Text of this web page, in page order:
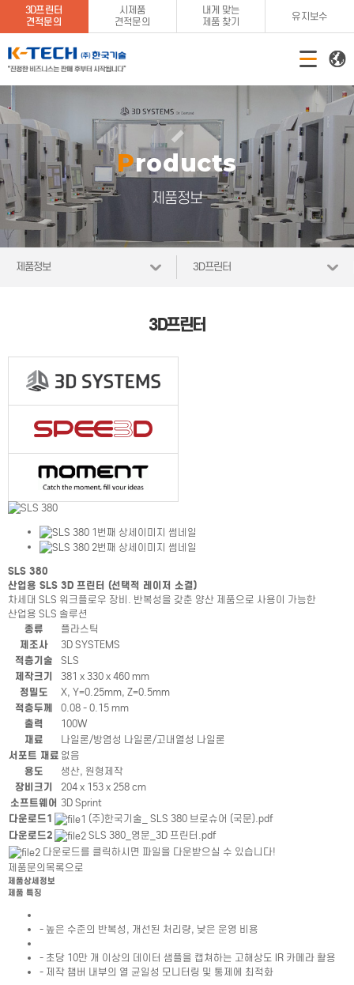
3D프린터
견적문의
시제품
견적문의
내게 맞는
제품 찾기
유지보수
Products
제품정보
제품정보 3D프린터
3D프린터
SLS 380
산업용 SLS 3D 프린터 (선택적 레이저 소결)
차세대 SLS 워크플로우 장비. 반복성을 갖춘 양산 제품으로 사용이 가능한
산업용 SLS 솔루션
제품상세정보테이블
종류 플라스틱
제조사 3D SYSTEMS
적층기술 SLS
제작크기 381 x 330 x 460 mm
정밀도 X, Y=0.25mm, Z=0.5mm
적층두께 0.08 - 0.15 mm
출력 100W
재료 나일론/방염성 나일론/고내열성 나일론
서포트 재료 없음
용도 생산, 원형제작
장비크기 204 x 153 x 258 cm
소프트웨어 3D Sprint
제품상세정보테이블
다운로드1 (주)한국기술_ SLS 380 브로슈어 (국문).pdf
다운로드2
SLS 380_영문_3D 프린터.pdf
다운로드를 클릭하시면 파일을 다운받으실 수 있습니다!
제품문의 목록으로
제품상세정보
제품 특징
- 높은 수준의 반복성, 개선된 처리량, 낮은 운영 비용
- 초당 10만 개 이상의 데이터 샘플을 캡쳐하는 고해상도 IR 카메라 활용
- 제작 챔버 내부의 열 균일성 모니터링 및 통제에 최적화